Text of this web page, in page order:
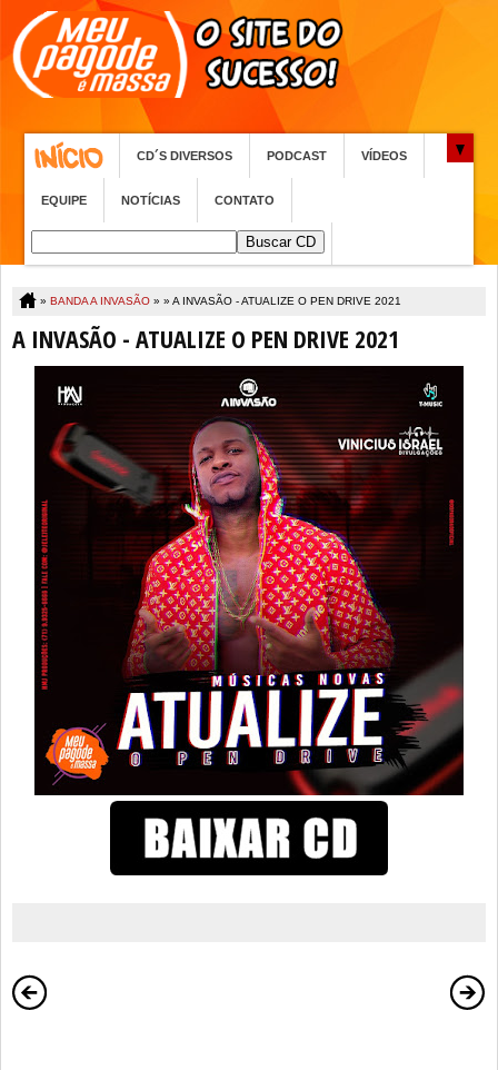
CD´S DIVERSOS PODCAST VÍDEOS
EQUIPE NOTÍCIAS CONTATO
» BANDA A INVASÃO » » A INVASÃO - ATUALIZE O PEN DRIVE 2021
A INVASÃO - ATUALIZE O PEN DRIVE 2021